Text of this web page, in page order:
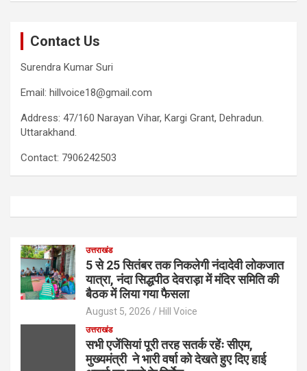
Contact Us
Surendra Kumar Suri
Email: hillvoice18@gmail.com
Address: 47/160 Narayan Vihar, Kargi Grant, Dehradun.
Uttarakhand.
Contact: 7906242503
उत्तराखंड
5 से 25 सितंबर तक निकलेगी नंदादेवी लोकजात
यात्रा, नंदा सिद्धपीठ देवराड़ा में मंदिर समिति की
बैठक में लिया गया फैसला
August 5, 2026 Hill Voice
उत्तराखंड
सभी एजेंसियां पूरी तरह सतर्क रहेंः सीएम,
मुख्यमंत्री ने भारी वर्षा को देखते हुए दिए हाई